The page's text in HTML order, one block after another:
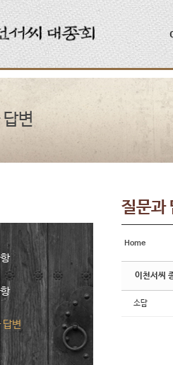
변
답변
질문과
Home
이천서씨
소담